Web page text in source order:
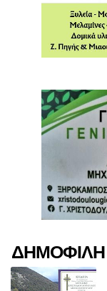
ΔΗΜΟΦΙΛΗ